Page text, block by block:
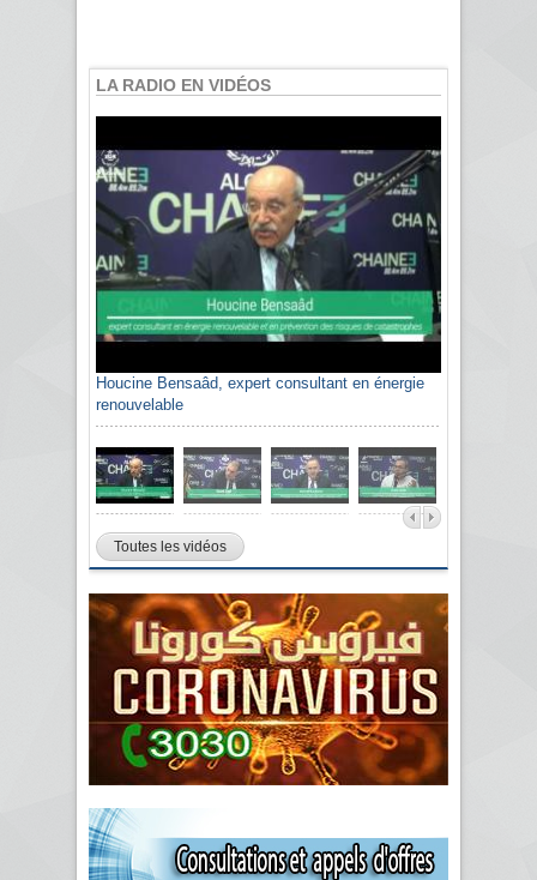
LA RADIO EN VIDÉOS
Houcine Bensaâd, expert consultant en énergie
renouvelable
Toutes les vidéos